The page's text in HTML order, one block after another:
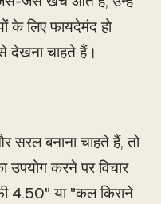
के लिए फायदेमंद हो
देखना चाहते हैं।
सरल बनाना चाहते हैं, तो
करने पर विचार
4.50" या "कल किराने